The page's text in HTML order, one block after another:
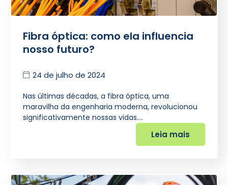
Fibra óptica: como ela influencia
nosso futuro?
24 de julho de 2024
Nas últimas décadas, a fibra óptica, uma
maravilha da engenharia moderna, revolucionou
significativamente nossas vidas.…
Leia mais